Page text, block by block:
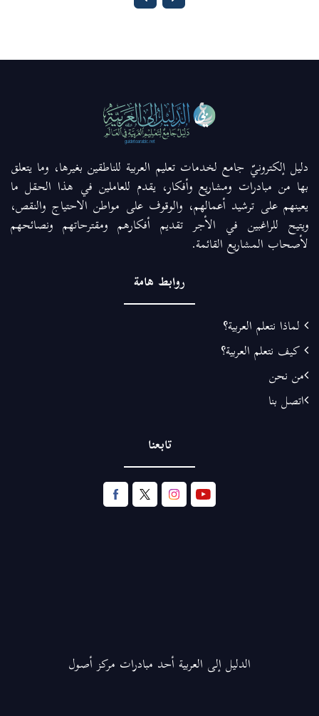
دليل إلكترونيّ جامع لخدمات تعليم العربية للناطقين بغيرها، وما يتعلق
بها من مبادرات ومشاريع وأفكار، يقدم للعاملين في هذا الحقل ما
يعينهم على ترشيد أعمالهم، والوقوف على مواطن الاحتياج والنقص،
ويتيح للراغبين في الأجر تقديم أفكارهم ومقترحاتهم ونصائحهم
لأصحاب المشاريع القائمة.
روابط هامة
لماذا نتعلم العربية؟
كيف نتعلم العربية؟
من نحن
اتصل بنا
تابعنا
الدليل إلى العربية أحد مبادرات مركز أصول